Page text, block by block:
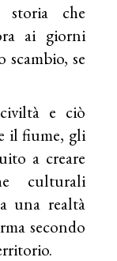
che
ai giorni
se
e ciò
il fiume, gli
a creare
culturali
una realtà
secondo